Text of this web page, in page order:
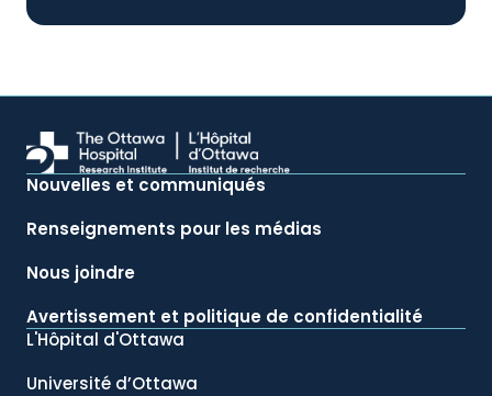
Nouvelles et communiqués
Renseignements pour les médias
Nous joindre
Avertissement et politique de confidentialité
L'Hôpital d'Ottawa
Université d’Ottawa